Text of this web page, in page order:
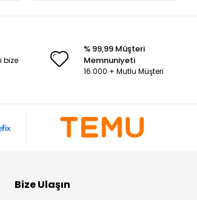
bize
% 99,99 Müşteri
Memnuniyeti
16.000 + Mutlu Müşteri
Bize Ulaşın